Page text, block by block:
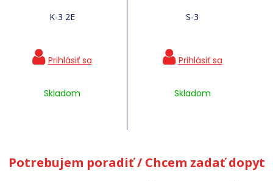
K-3 2E
Skladom
S-3
Skladom
Potrebujem poradiť / Chcem zadať dopyt